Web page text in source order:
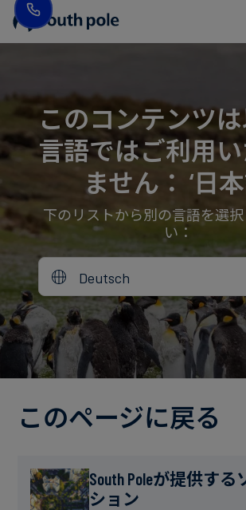
役
員
紹
介
所
地
誠
実
へ
り
ァ
ッ
シ
ョ
ン
エ
ル
ギ
ー・
電
ガ
ス
食
ク
ト
を
見
る
レ
ポ
ー
ト
後
イ
ベ
ン
ト
ブ
ロ
Read more
Read more
Read more
Read more
Read more
このコンテンツ
言語ではご利用
ません： ‘日本
下のリストから別の言語を選択
い：
Deutsch
このページに戻る
South Poleが提供する
ション